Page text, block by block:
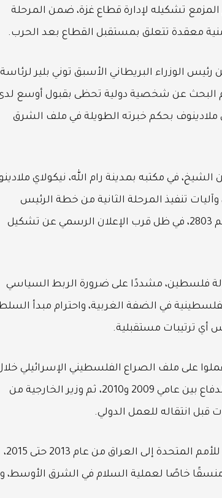
المزمع تشكيله لإدارة قطاع غزة، ضمن المرحلة
معقدة تتعلق بمستقبل القطاع بعد الحرب.
الوزراء البريطاني الأسبق توني بلير لرئاسة
البحث عن شخصية دولية تحظى بقبول أوسع
ملادينوف بحكم خبرته الطويلة في ملف الشرق
في مكتبه بمدينة رام الله، نيكولاي
تنفيذ المرحلة الثانية من خطة الرئيس
الأمريكي دونالد ترامب، إلى جانب مناقشة قرار مجلس الأمن رقم 2803، في ظل قرب الإعلان الرسمي عن تشكيل
فلسطين، مشددًا على ضرورة الربط السياسي
في الضفة الغربية، واحترام مبدأ
أي ترتيبات مستقبلية.
على ملف الصراع الفلسطيني الإسرائيلي
العقد الماضي. وُلد ملادينوف في بلغاريا، وشغل منصب وزير الدفاع بين عامي 2009 و2010، ثم وزير الخارجية من
وعلى الصعيد الأممي، تولى ملادينوف منصب المبعوث الخاص للأمم المتحدة إلى العراق من عام 2013 حتى 2015،
منسقًا خاصًا لعملية السلام في الشرق الأوسط،